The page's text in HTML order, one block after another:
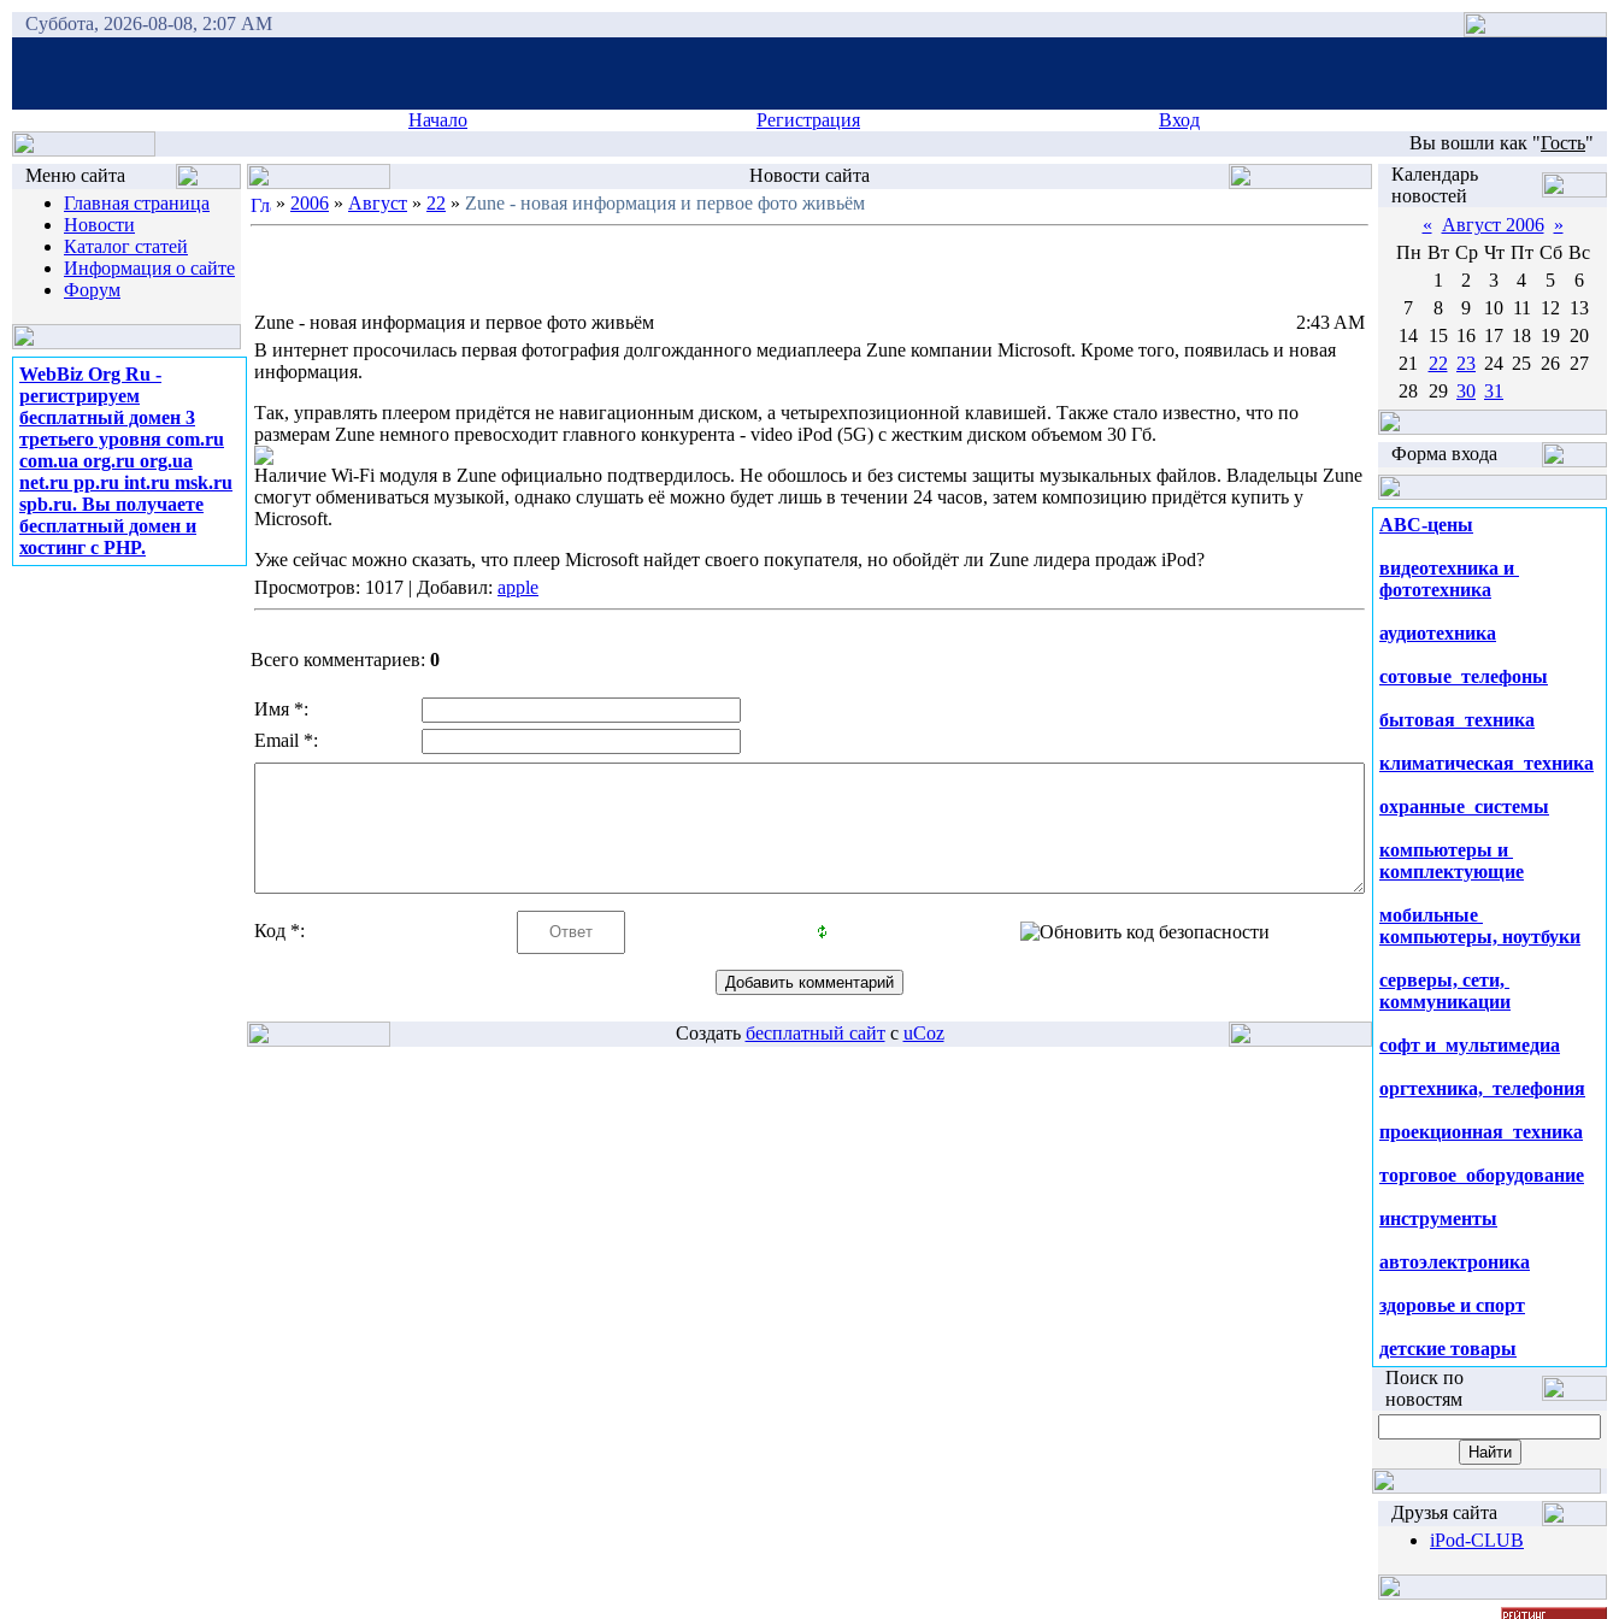
Суббота, 2026-08-08, 2:07 AM
Начало Регистрация
Вход
Вы вошли как "Гость"
Меню сайта
Главная страница
Новости
Каталог статей
Информация о сайте
Форум
WebBiz Org Ru -
регистрируем
бесплатный домен 3
третьего уровня com.ru
com.ua org.ru org.ua
net.ru pp.ru int.ru msk.ru
spb.ru. Вы получаете
бесплатный домен и
хостинг с PHP.
Новости сайта
» 2006 » Август » 22 » Zune - новая информация и первое фото живьём
Zune - новая информация и первое фото живьём
2:43 AM
В интернет просочилась первая фотография долгожданного медиаплеера Zune компании Microsoft. Кроме того, появилась и новая
информация.
Так, управлять плеером придётся не навигационным диском, а четырехпозиционной клавишей. Также стало известно, что по
размерам Zune немного превосходит главного конкурента - video iPod (5G) с жестким диском объемом 30 Гб.
Наличие Wi-Fi модуля в Zune официально подтвердилось. Не обошлось и без системы защиты музыкальных файлов. Владельцы Zune
смогут обмениваться музыкой, однако слушать её можно будет лишь в течении 24 часов, затем композицию придётся купить у
Microsoft.
Уже сейчас можно сказать, что плеер Microsoft найдет своего покупателя, но обойдёт ли Zune лидера продаж iPod?
Просмотров: 1017 | Добавил: apple
Всего комментариев: 0
Имя *:
Email *:
Код *:
Создать бесплатный сайтс uCoz
Календарь
новостей
« Август 2006 »
Пн Вт Ср Чт Пт Сб Вс
1
2 3 4 5
6
7
8 9 10 11 12 13
14 15 16 17 18 19 20
21
22 23 24 25 26 27
28 29 30 31
Форма входа
ABC-цены
видеотехника и
фототехника
аудиотехника
сотовые телефоны
бытовая техника
климатическая техника
охранные системы
компьютеры и
комплектующие
мобильные
компьютеры, ноутбуки
серверы, сети,
коммуникации
софт и мультимедиа
оргтехника, телефония
проекционная техника
торговое оборудование
инструменты
автоэлектроника
здоровье и спорт
детские товары
Поиск по
новостям
Друзья сайта
iPod-CLUB